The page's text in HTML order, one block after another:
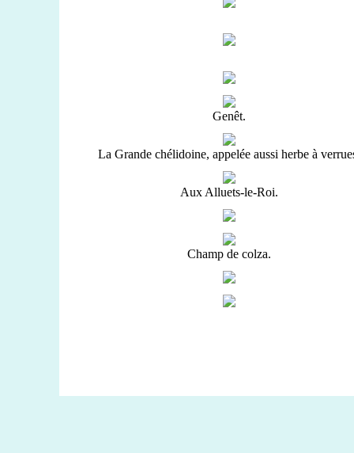
Genêt.
La Grande chélidoine, appelée aussi herbe à
Aux Alluets-le-Roi.
Champ de colza.